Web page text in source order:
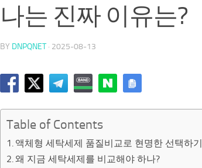
나는 진짜 이유는?
BY DNPQNET · 2025-08-13
Table of Contents
액체형 세탁세제 품질비교로 현명한 선택하기
왜 지금 세탁세제를 비교해야 하나?